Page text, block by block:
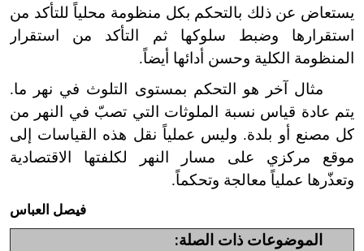
يستعاض عن ذلك بالتحكم بكل منظومة محلياً للتأكد من
استقرارها وضبط سلوكها ثم التأكد من استقرار
المنظومة الكلية وحسن أدائها أيضاً.
مثال آخر هو التحكم بمستوى التلوث في نهر ما.
يتم عادة قياس نسبة الملوثات التي تصبّ في النهر من
كل مصنع أو بلدة. وليس عملياً نقل هذه القياسات إلى
موقع مركزي على مسار النهر لكلفتها الاقتصادية
وتعذّرها عملياً معالجة وتحكماً.
فيصل العباس
الموضوعات ذات الصلة: